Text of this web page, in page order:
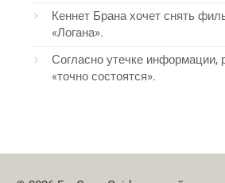
Кеннет Брана хочет снять
«Логана».
Согласно утечке информации,
«точно состоятся».